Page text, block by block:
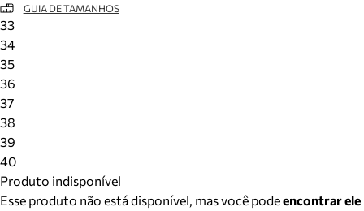
Acompanhe seus pedidos e solicite devoluções.
GUIA DE TAMANHOS
33
34
35
36
37
38
39
40
Produto indisponível
Esse produto não está disponível, mas você podeencontrar ele